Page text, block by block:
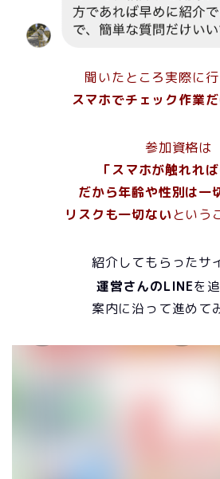
聞いたところ実際に
スマホでチェック作業
参加資格は
「スマホが触れれば
だから年齢や性別は一
リスクも一切ないという
紹介してもらったサ
運営さんのLINEを
案内に沿って進めて